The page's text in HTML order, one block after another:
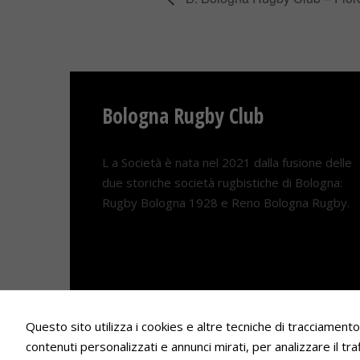
Bologna Rugby Club
L a Società è nata nel 2021 dalla fusione delle
due storiche società rugbistiche di Bologna:
Rugby Bologna 1928 e Reno Bologna Rugby.
Questo sito utilizza i cookies e altre tecniche di
contenuti personalizzati e annunci mirati, per analizzare il